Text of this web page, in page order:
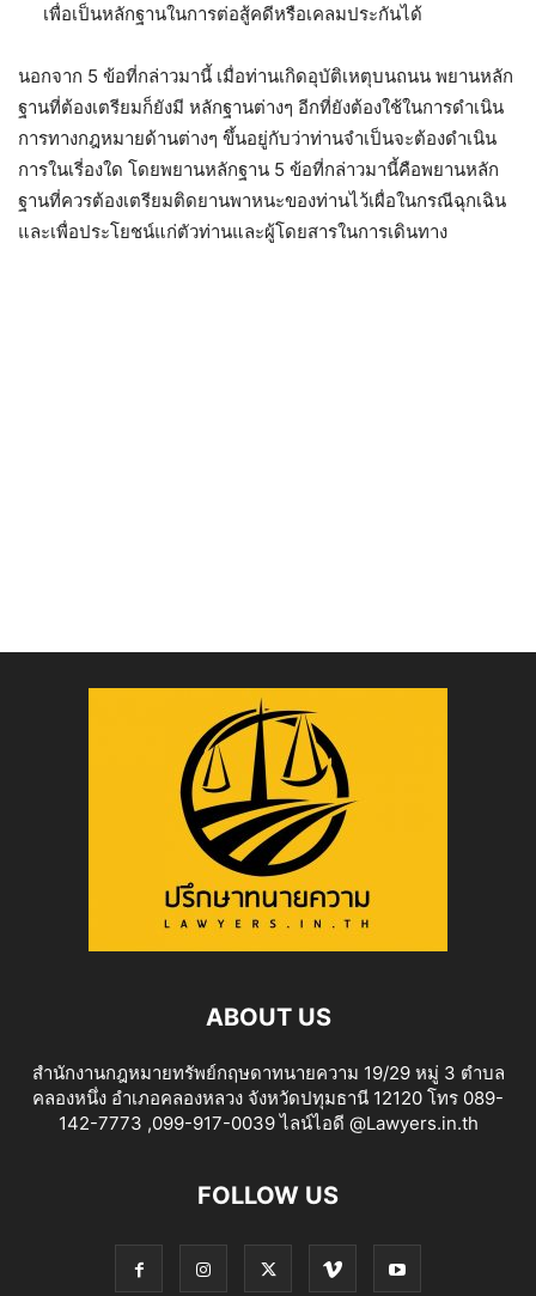
เพื่อเป็นหลักฐานในการต่อสู้คดีหรือเคลมประกันได้
นอกจาก 5 ข้อที่กล่าวมานี้ เมื่อท่านเกิดอุบัติเหตุบนถนน พยานหลัก
ฐานที่ต้องเตรียมก็ยังมี หลักฐานต่างๆ อีกที่ยังต้องใช้ในการดำเนิน
การทางกฎหมายด้านต่างๆ ขึ้นอยู่กับว่าท่านจำเป็นจะต้องดำเนิน
การในเรี่องใด โดยพยานหลักฐาน 5 ข้อที่กล่าวมานี้คือพยานหลัก
ฐานที่ควรต้องเตรียมติดยานพาหนะของท่านไว้เผื่อในกรณีฉุกเฉิน
และเพื่อประโยชน์แก่ตัวท่านและผู้โดยสารในการเดินทาง
ABOUT US
สำนักงานกฎหมายทรัพย์กฤษดาทนายความ 19/29 หมู่ 3 ตำบล
คลองหนึ่ง อำเภอคลองหลวง จังหวัดปทุมธานี 12120 โทร 089-
142-7773 ,099-917-0039 ไลน์ไอดี @Lawyers.in.th
FOLLOW US